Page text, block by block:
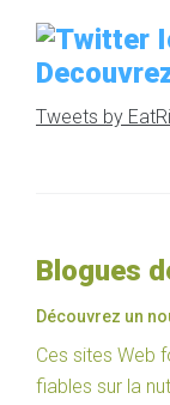
Tweets by
Blogues
Découvrez un
Ces sites Web
fiables sur la